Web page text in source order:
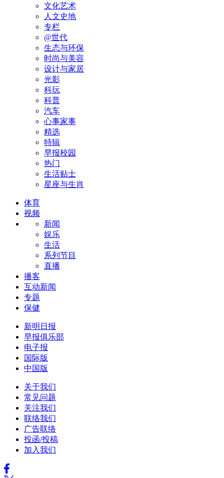
文化艺术
人文史地
专栏
@世代
生态与环保
时尚与美容
设计与家居
光影
科玩
科普
汽车
心事家事
精选
特辑
早报校园
热门
生活贴士
星座与生肖
体育
视频
新闻
娱乐
生活
系列节目
直播
播客
互动新闻
专题
保健
新明日报
早报俱乐部
电子报
国际版
中国版
关于我们
常见问题
关注我们
联络我们
广告联络
投函/投稿
加入我们